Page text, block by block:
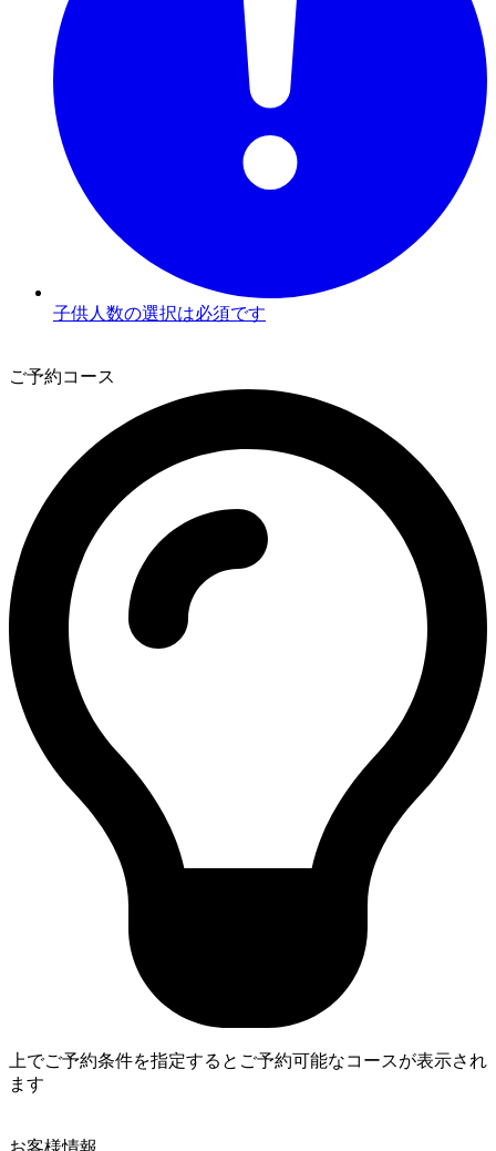
子供人数の選択は必須です
ご予約コース
上でご予約条件を指定するとご予約可能なコースが表示され
ます